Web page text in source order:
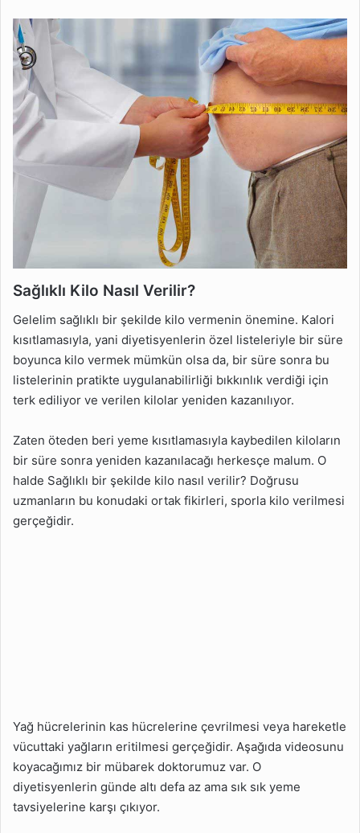
Sağlıklı Kilo Nasıl Verilir?
Gelelim sağlıklı bir şekilde kilo vermenin önemine. Kalori
kısıtlamasıyla, yani diyetisyenlerin özel listeleriyle bir süre
boyunca kilo vermek mümkün olsa da, bir süre sonra bu
listelerinin pratikte uygulanabilirliği bıkkınlık verdiği için
terk ediliyor ve verilen kilolar yeniden kazanılıyor.
Zaten öteden beri yeme kısıtlamasıyla kaybedilen kiloların
bir süre sonra yeniden kazanılacağı herkesçe malum. O
halde Sağlıklı bir şekilde kilo nasıl verilir? Doğrusu
uzmanların bu konudaki ortak fikirleri, sporla kilo verilmesi
gerçeğidir.
Yağ hücrelerinin kas hücrelerine çevrilmesi veya hareketle
vücuttaki yağların eritilmesi gerçeğidir. Aşağıda videosunu
koyacağımız bir mübarek doktorumuz var. O
diyetisyenlerin günde altı defa az ama sık sık yeme
tavsiyelerine karşı çıkıyor.